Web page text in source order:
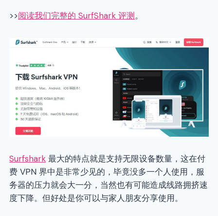
>>阅读我们完整的 SurfShark 评测。
Surfshark 最大的特点就是支持无限设备数量，这在付
费 VPN 界中是非常少见的，毕竟没多一个人使用，服
务器的压力就会大一分，当然也有可能造成线路拥挤速
度下降。但好处是你可以与家人朋友分享使用。